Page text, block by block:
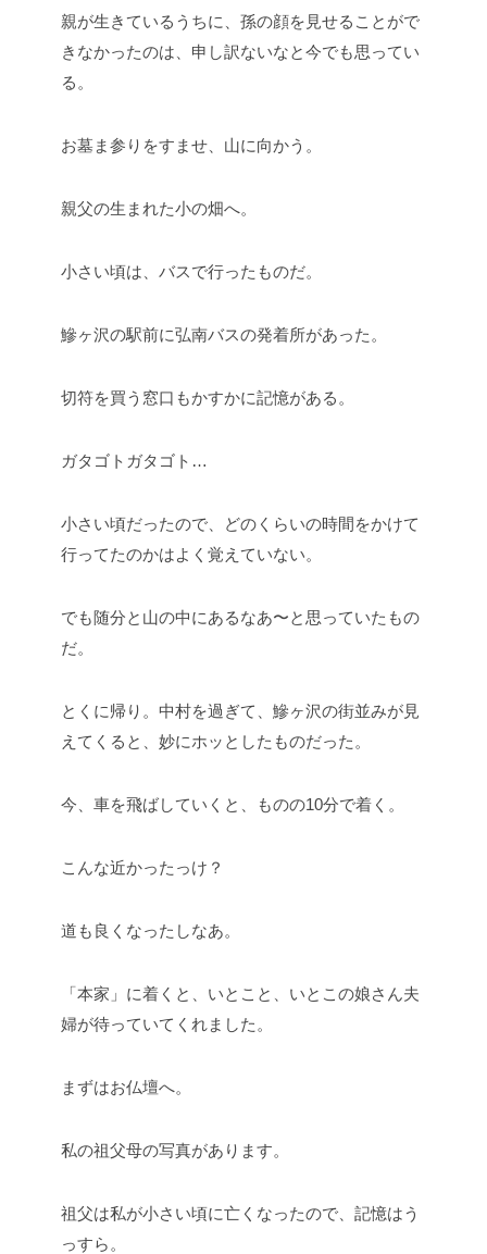
親が生きているうちに、孫の顔を見せることがで
きなかったのは、申し訳ないなと今でも思ってい
る。
お墓ま参りをすませ、山に向かう。
親父の生まれた小の畑へ。
小さい頃は、バスで行ったものだ。
鰺ヶ沢の駅前に弘南バスの発着所があった。
切符を買う窓口もかすかに記憶がある。
ガタゴトガタゴト…
小さい頃だったので、どのくらいの時間をかけて
行ってたのかはよく覚えていない。
でも随分と山の中にあるなあ〜と思っていたもの
だ。
とくに帰り。中村を過ぎて、鰺ヶ沢の街並みが見
えてくると、妙にホッとしたものだった。
今、車を飛ばしていくと、ものの10分で着く。
こんな近かったっけ？
道も良くなったしなあ。
「本家」に着くと、いとこと、いとこの娘さん夫
婦が待っていてくれました。
まずはお仏壇へ。
私の祖父母の写真があります。
祖父は私が小さい頃に亡くなったので、記憶はう
っすら。